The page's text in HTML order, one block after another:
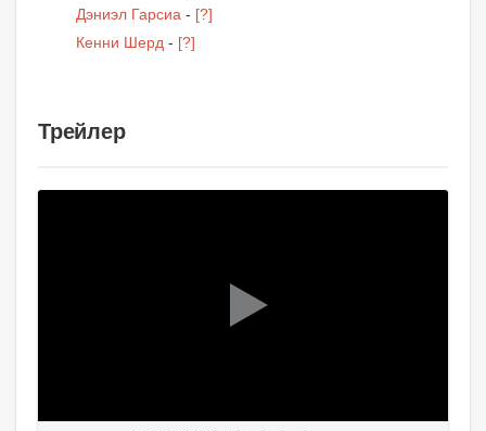
Дэниэл Гарсиа - [?]
Кенни Шерд - [?]
Трейлер